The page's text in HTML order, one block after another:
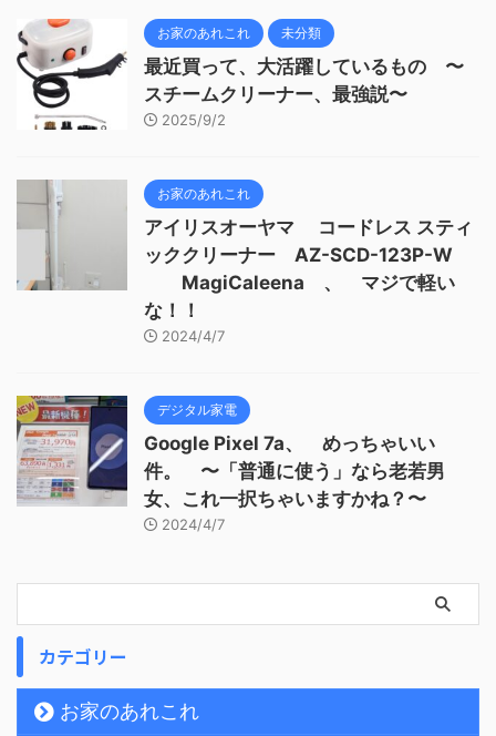
お家のあれこれ 未分類
最近買って、大活躍しているもの 〜
スチームクリーナー、最強説〜
2025/9/2
お家のあれこれ
アイリスオーヤマ コードレス スティ
ッククリーナー AZ-SCD-123P-W
MagiCaleena 、 マジで軽い
な！！
2024/4/7
デジタル家電
Google Pixel 7a、 めっちゃいい
件。 〜「普通に使う」なら老若男
女、これ一択ちゃいますかね？〜
2024/4/7
カテゴリー
お家のあれこれ